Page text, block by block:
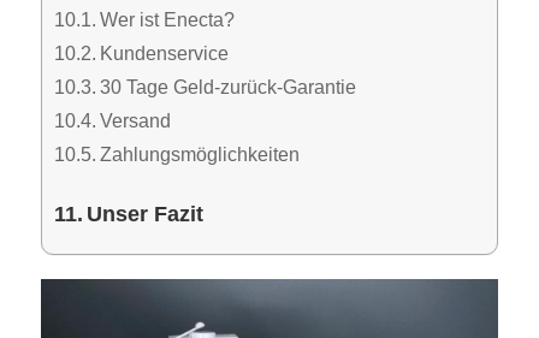
Wer ist Enecta?
Kundenservice
30 Tage Geld-zurück-Garantie
Versand
Zahlungsmöglichkeiten
Unser Fazit